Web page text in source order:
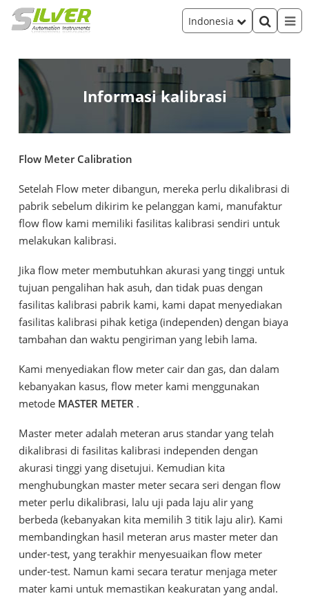
Indonesia
Informasi kalibrasi
Flow Meter Calibration
Setelah Flow meter dibangun, mereka perlu dikalibrasi di
pabrik sebelum dikirim ke pelanggan kami, manufaktur
flow flow kami memiliki fasilitas kalibrasi sendiri untuk
melakukan kalibrasi.
Jika flow meter membutuhkan akurasi yang tinggi untuk
tujuan pengalihan hak asuh, dan tidak puas dengan
fasilitas kalibrasi pabrik kami, kami dapat menyediakan
fasilitas kalibrasi pihak ketiga (independen) dengan biaya
tambahan dan waktu pengiriman yang lebih lama.
Kami menyediakan flow meter cair dan gas, dan dalam
kebanyakan kasus, flow meter kami menggunakan
metode MASTER METER .
Master meter adalah meteran arus standar yang telah
dikalibrasi di fasilitas kalibrasi independen dengan
akurasi tinggi yang disetujui. Kemudian kita
menghubungkan master meter secara seri dengan flow
meter perlu dikalibrasi, lalu uji pada laju alir yang
berbeda (kebanyakan kita memilih 3 titik laju alir). Kami
membandingkan hasil meteran arus master meter dan
under-test, yang terakhir menyesuaikan flow meter
under-test. Namun kami secara teratur menjaga meter
mater kami untuk memastikan keakuratan yang andal.